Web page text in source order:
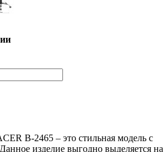
B-2465 – это стильная модель с
изделие выгодно выделяется на